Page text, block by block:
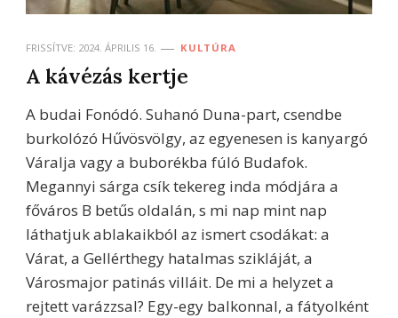
FRISSÍTVE: 2024. ÁPRILIS 16. KULTÚRA
A kávézás kertje
A budai Fonódó. Suhanó Duna-part, csendbe
burkolózó Hűvösvölgy, az egyenesen is kanyargó
Váralja vagy a buborékba fúló Budafok.
Megannyi sárga csík tekereg inda módjára a
főváros B betűs oldalán, s mi nap mint nap
láthatjuk ablakaikból az ismert csodákat: a
Várat, a Gellérthegy hatalmas szikláját, a
Városmajor patinás villáit. De mi a helyzet a
rejtett varázzsal? Egy-egy balkonnal, a fátyolként